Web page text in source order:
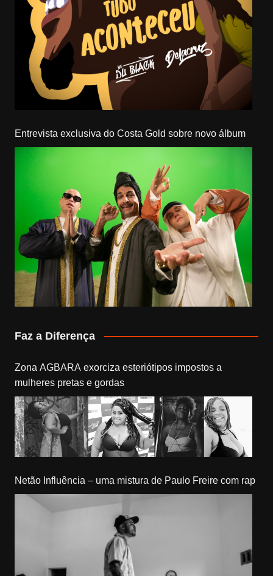
Entrevista exclusiva do Costa Gold sobre novo álbum
Faz a Diferença
Zona AGBARA exorciza esteriótipos impostos a
mulheres pretas e gordas
Netão Influência – uma mistura de Paulo Freire com rap